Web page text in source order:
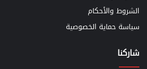
الشروط والأحكام
سياسة حماية الخصوصية
شاركنا